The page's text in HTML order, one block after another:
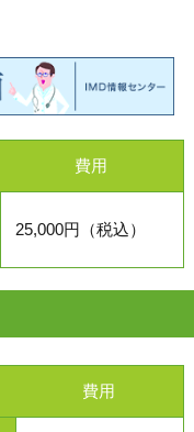
費用
25,000円（税込）
費用